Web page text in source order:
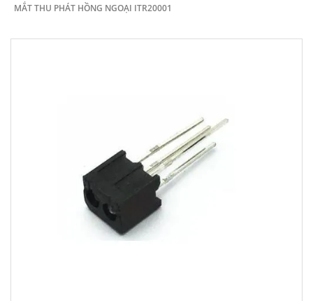
MẮT THU PHÁT HỒNG NGOẠI ITR20001